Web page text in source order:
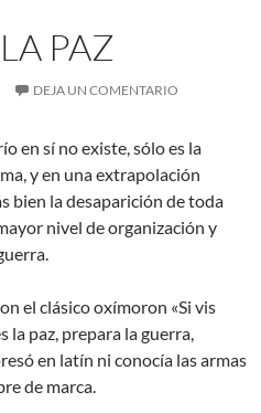
PAZ
DEJA UN COMENTARIO
en sí no existe, sólo es la
y en una extrapolación
bien la desaparición de toda
nivel de organización y
el clásico oxímoron «Si vis
la paz, prepara la guerra,
en latín ni conocía las armas
de marca.